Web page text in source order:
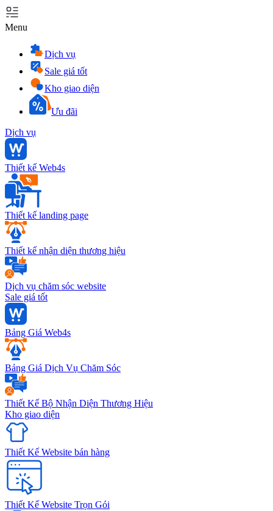
Menu
Dịch vụ
Sale giá tốt
Kho giao diện
Ưu đãi
Dịch vụ
Thiết kế Web4s
Thiết kế landing page
Thiết kế nhận diện thương hiệu
Dịch vụ chăm sóc website
Sale giá tốt
Bảng Giá Web4s
Bảng Giá Dịch Vụ Chăm Sóc
Thiết Kế Bộ Nhận Diện Thương Hiệu
Kho giao diện
Thiết Kế Website bán hàng
Thiết Kế Website Trọn Gói